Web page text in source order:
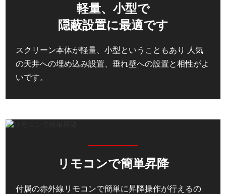
軽量、小型で
隠蔽設置に最適です
スクリーン本体が軽量、小型ということもあり 人気
の天井への埋め込み設置、垂れ壁への設置と相性がよ
いです。
リモコンで簡単昇降
付属の赤外線リモコンで簡単に昇降操作が行えるの